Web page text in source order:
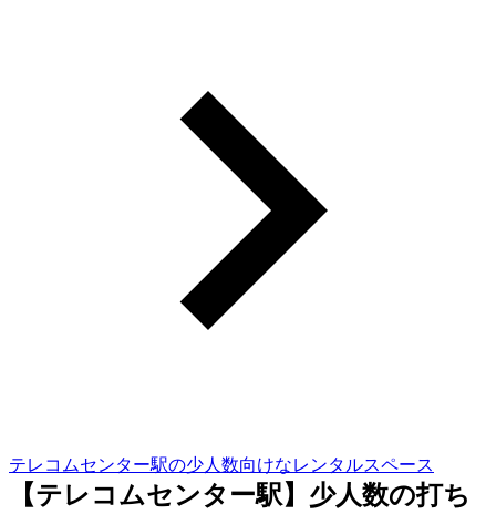
テレコムセンター駅の少人数向けなレンタルスペース
【テレコムセンター駅】少人数の打ち